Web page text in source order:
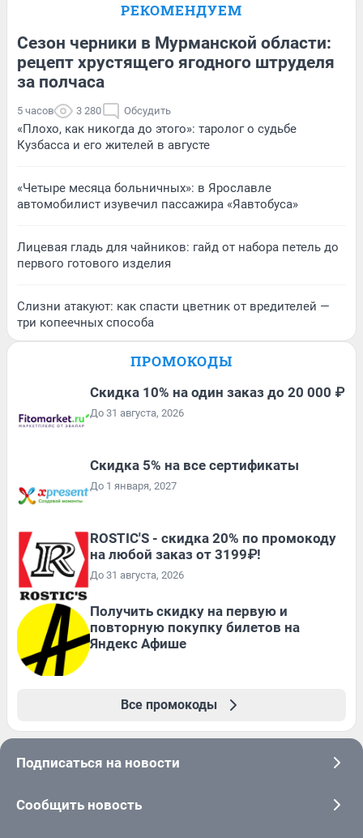
РЕКОМЕНДУЕМ
Сезон черники в Мурманской области:
рецепт хрустящего ягодного штруделя
за полчаса
5 часов 3 280 Обсудить
«Плохо, как никогда до этого»: таролог о судьбе
Кузбасса и его жителей в августе
«Четыре месяца больничных»: в Ярославле
автомобилист изувечил пассажира «Яавтобуса»
Лицевая гладь для чайников: гайд от набора петель до
первого готового изделия
Слизни атакуют: как спасти цветник от вредителей —
три копеечных способа
ПРОМОКОДЫ
Скидка 10% на один заказ до 20 000 ₽
До 31 августа, 2026
Скидка 5% на все сертификаты
До 1 января, 2027
ROSTIC'S - скидка 20% по промокоду
на любой заказ от 3199₽!
До 31 августа, 2026
Получить скидку на первую и
повторную покупку билетов на
Яндекс Афише
Все промокоды
Подписаться на новости
Сообщить новость